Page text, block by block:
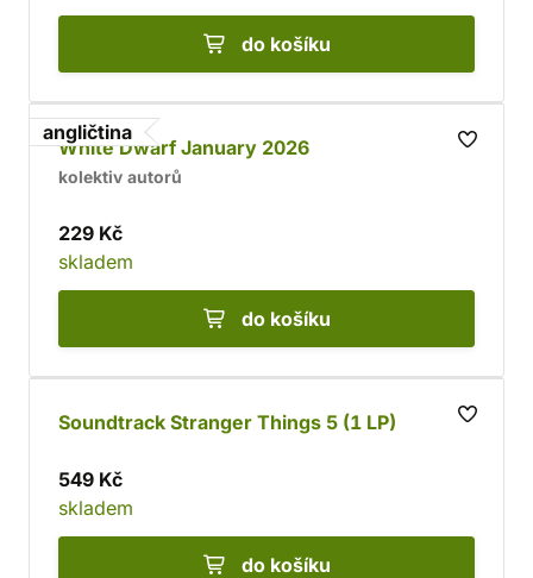
do košíku
angličtina
White Dwarf January 2026
kolektiv autorů
229 Kč
skladem
do košíku
Soundtrack Stranger Things 5 (1 LP)
549 Kč
skladem
do košíku